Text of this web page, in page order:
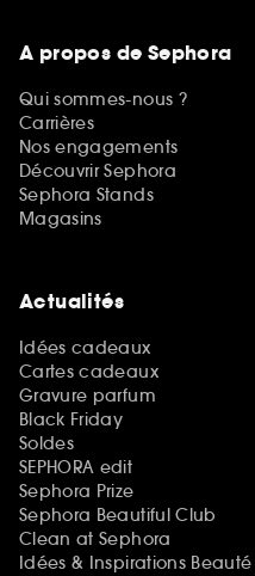
A propos de Sephora
Qui sommes-nous ?
Carrières
Nos engagements
Découvrir Sephora
Sephora Stands
Magasins
Actualités
Idées cadeaux
Cartes cadeaux
Gravure parfum
Black Friday
Soldes
SEPHORA edit
Sephora Prize
Sephora Beautiful Club
Clean at Sephora
Idées & Inspirations Beauté